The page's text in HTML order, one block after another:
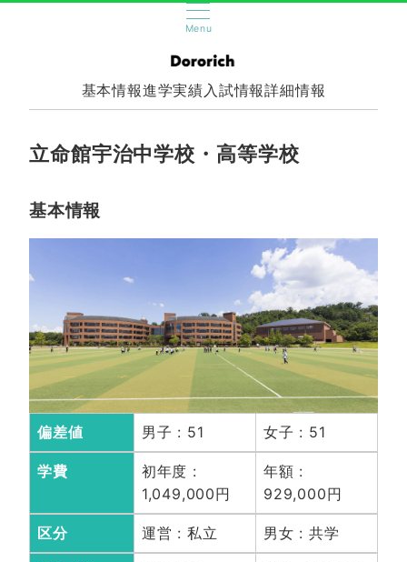
Menu
基本情報進学実績入試情報詳細情報
立命館宇治中学校・高等学校
基本情報
偏差値 男子 : 51 女子 : 51
学費
初年度 :
1,049,000円
年額 :
929,000円
区分 運営 : 私立 男女 : 共学